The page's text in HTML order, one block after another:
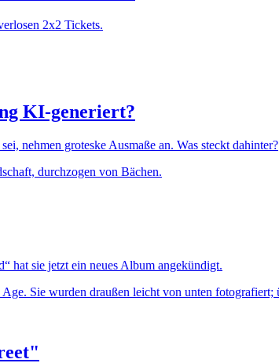
2x2 Tickets.
KI-generiert?
nehmen groteske Ausmaße an. Was steckt dahinter?
hat sie jetzt ein neues Album angekündigt.